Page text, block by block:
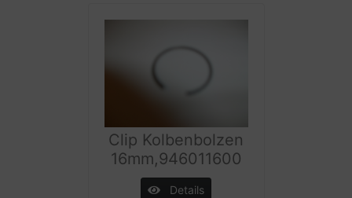
Clip Kolbenbolzen
16mm,946011600
Details